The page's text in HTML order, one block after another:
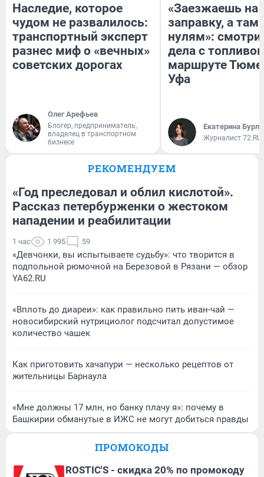
Наследие, которое
чудом не развалилось:
транспортный эксперт
разнес миф о «вечных»
советских дорогах
Олег Арефьев
Блогер, предприниматель,
владелец в транспортном
бизнесе
«Заезжаешь на
заправку, а там
нулям»:
дела с
маршруте
Уфа
Екатерина
Журналист 72.RU
РЕКОМЕНДУЕМ
«Год преследовал и облил кислотой».
Рассказ петербурженки о жестоком
нападении и реабилитации
1 час 1 995 59
«Девчонки, вы испытываете судьбу»: что творится в
подпольной рюмочной на Березовой в Рязани — обзор
YA62.RU
«Вплоть до диареи»: как правильно пить иван-чай —
новосибирский нутрициолог подсчитал допустимое
количество чашек
Как приготовить хачапури — несколько рецептов от
жительницы Барнаула
«Мне должны 17 млн, но банку плачу я»: почему в
Башкирии обманутые в ИЖС не могут добиться правды
ПРОМОКОДЫ
ROSTIC'S - скидка 20% по промокоду